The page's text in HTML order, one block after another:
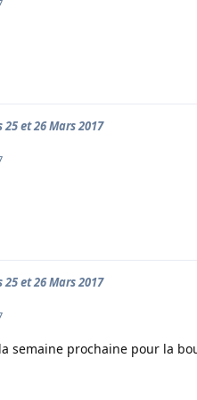
et 26 Mars 2017
et 26 Mars 2017
semaine prochaine pour la